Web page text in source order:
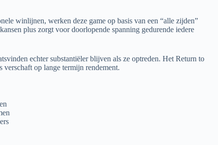
winlijnen, werken deze game op basis van een “alle zijden”
plus zorgt voor doorlopende spanning gedurende iedere
echter substantiëler blijven als ze optreden. Het Return to
op lange termijn rendement.